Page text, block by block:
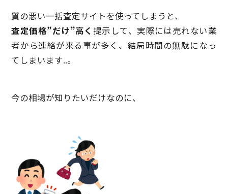
質の悪い一括査定サイトを使ってしまうと、
査定価格”だけ”高く 提示して、実際には売れない業
者から連絡が来る事が多く、結局時間の無駄になっ
てしまいます..。
今の相場が知りたいだけなのに、